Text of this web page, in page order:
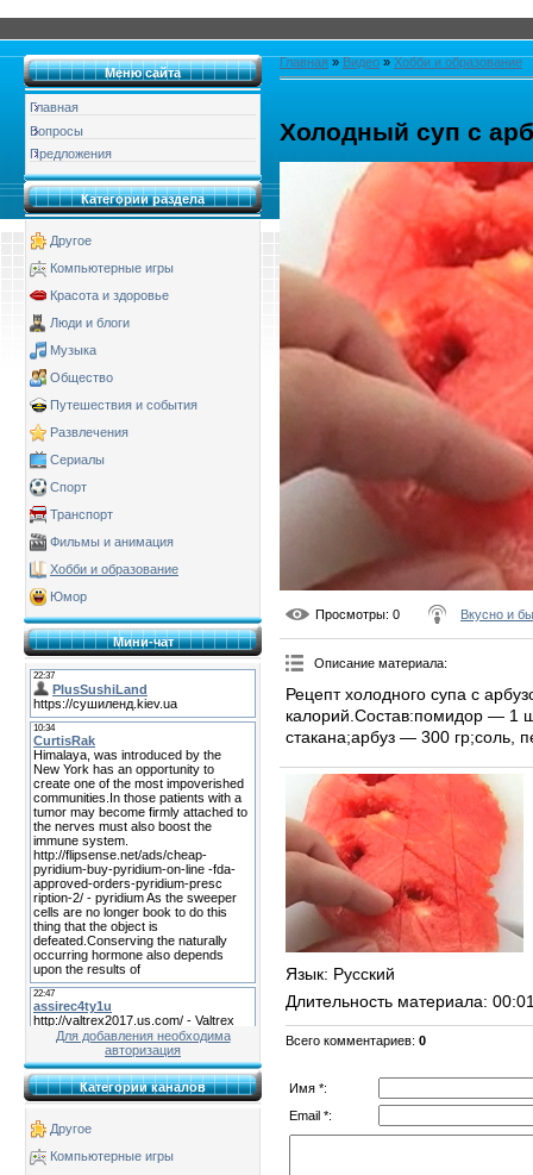
Меню сайта
Главная
Вопросы
Предложения
Категории раздела
Другое
Компьютерные игры
Красота и здоровье
Люди и блоги
Музыка
Общество
Путешествия и события
Развлечения
Сериалы
Спорт
Транспорт
Фильмы и анимация
Хобби и образование
Юмор
Мини-чат
Для добавления необходима
авторизация
Категории каналов
Другое
Компьютерные игры
Главная » Видео » Хобби и образование
Холодный суп с
Просмотры: 0 Вкусно и
Описание материала:
Рецепт холодного супа с
калорий.Состав:помидор — 1
стакана;арбуз — 300 гр;соль,
Язык: Русский
Длительность материала:
Всего комментариев: 0
Имя *:
Email *: